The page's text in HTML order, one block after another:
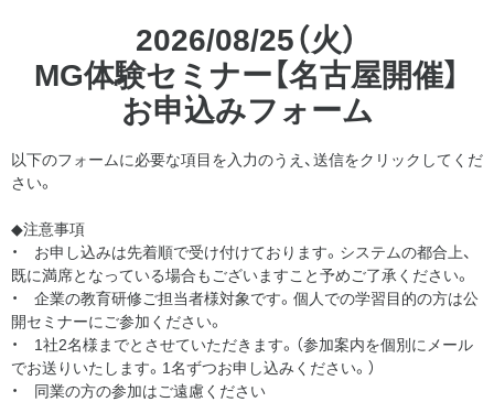
2026/08/25（火）
MG体験セミナー【名古屋開催】
お申込みフォーム
以下のフォームに必要な項目を入力のうえ、送信をクリックしてくだ
さい。
◆注意事項
・ お申し込みは先着順で受け付けております。システムの都合上、
既に満席となっている場合もございますこと予めご了承ください。
・ 企業の教育研修ご担当者様対象です。個人での学習目的の方は公
開セミナーにご参加ください。
・ 1社2名様までとさせていただきます。（参加案内を個別にメール
でお送りいたします。1名ずつお申し込みください。）
・ 同業の方の参加はご遠慮ください